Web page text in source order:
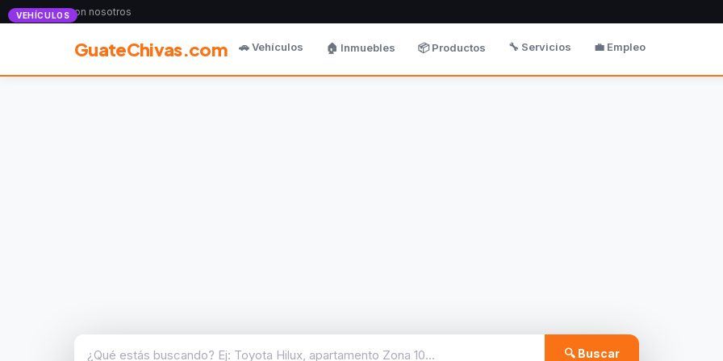
Anunciate con nosotros
GuateChivas.com 🚗 Vehículos 🏠 Inmuebles 📦 Productos 🔧 Servicios 💼 Empleo
🔍 Buscar
VEHÍCULOS